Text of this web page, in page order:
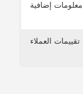
معلومات إضافية
تقييمات العملاء